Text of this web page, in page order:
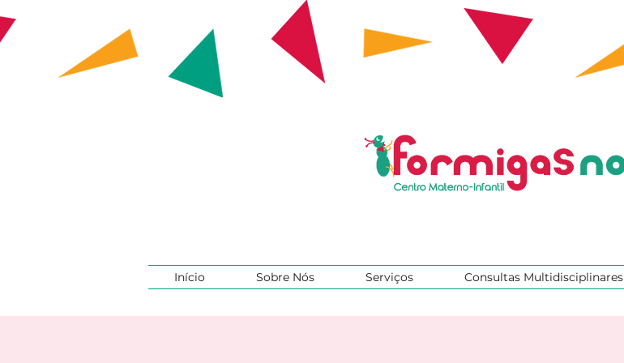
Início Sobre Nós Serviços Consultas Multidisciplinares